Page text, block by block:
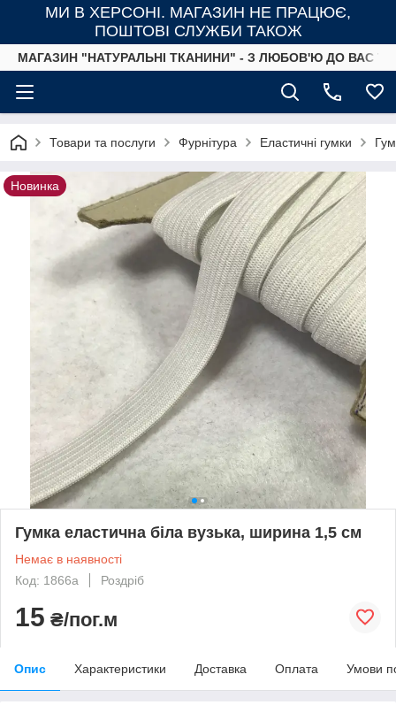
МИ В ХЕРСОНІ. МАГАЗИН НЕ ПРАЦЮЄ,
ПОШТОВІ СЛУЖБИ ТАКОЖ
МАГАЗИН "НАТУРАЛЬНІ ТКАНИНИ" - З ЛЮБОВ'Ю ДО ВАС
Товари та послуги Фурнітура Еластичні гумки
Новинка
Гумка еластична біла вузька, ширина 1,5 см
Немає в наявності
Код: 1866а
Роздріб
15 ₴/пог.м
Опис Характеристики Доставка Оплата Умови